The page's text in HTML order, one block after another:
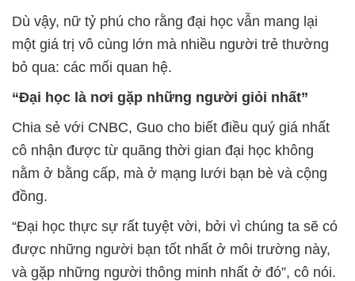
Dù vậy, nữ tỷ phú cho rằng đại học vẫn mang lại
một giá trị vô cùng lớn mà nhiều người trẻ thường
bỏ qua: các mối quan hệ.
“Đại học là nơi gặp những người giỏi nhất”
Chia sẻ với CNBC, Guo cho biết điều quý giá nhất
cô nhận được từ quãng thời gian đại học không
nằm ở bằng cấp, mà ở mạng lưới bạn bè và cộng
đồng.
“Đại học thực sự rất tuyệt vời, bởi vì chúng ta sẽ có
được những người bạn tốt nhất ở môi trường này,
và gặp những người thông minh nhất ở đó”, cô nói.